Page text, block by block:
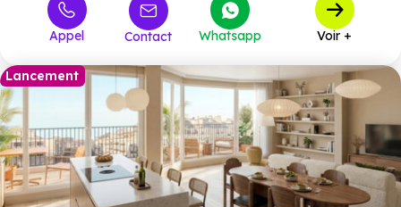
57 à partir de 331 000 €
à partir de 451 000 €
T5 3 à partir de580 000 €
Appel Contact Whatsapp Voir +
Lancement